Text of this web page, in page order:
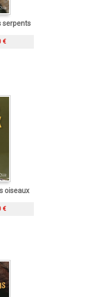
serpents
€
oiseaux
€